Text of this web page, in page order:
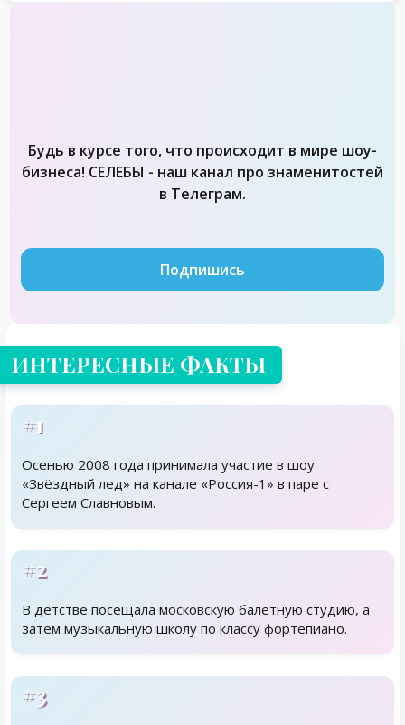
Будь в курсе того, что происходит в мире шоу-
бизнеса! СЕЛЕБЫ - наш канал про знаменитостей
в Телеграм.
Подпишись
ИНТЕРЕСНЫЕ ФАКТЫ
#1
Осенью 2008 года принимала участие в шоу
«Звёздный лед» на канале «Россия-1» в паре с
Сергеем Славновым.
#2
В детстве посещала московскую балетную студию, а
затем музыкальную школу по классу фортепиано.
#3